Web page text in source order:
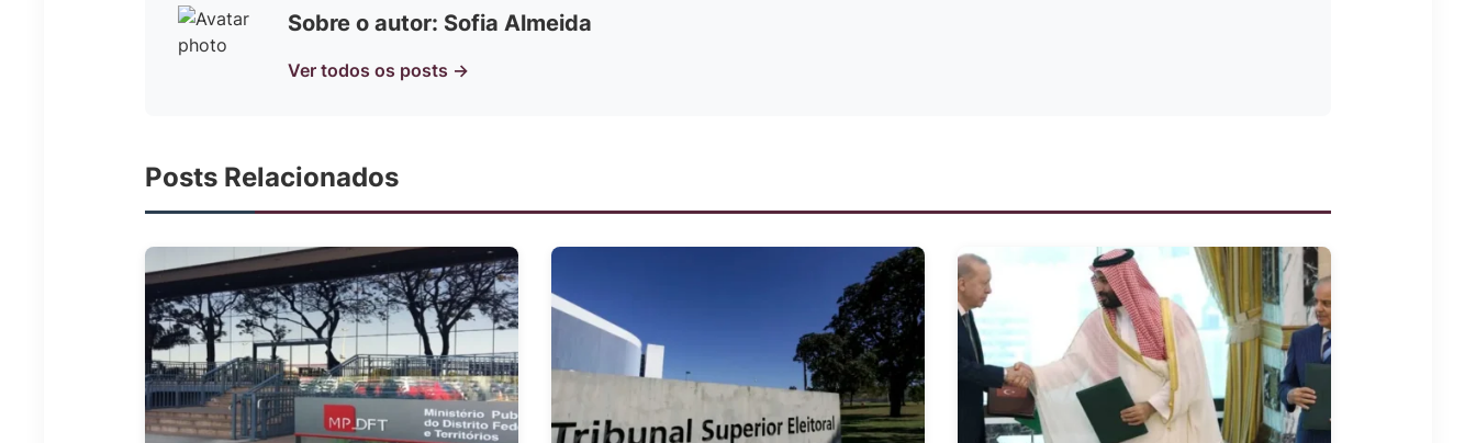
Sobre o autor: Sofia Almeida
Ver todos os posts →
Posts Relacionados